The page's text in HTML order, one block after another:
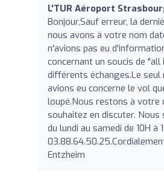
L'TUR Aéroport
Bonjour,Sauf erreur, la
nous avons à votre nom
n'avions pas eu
concernant un soucis de
différents échanges.Le seul
avions eu concerne le vol
loupé.Nous restons à votre
souhaitez en discuter.
du lundi au samedi de 10H à
Entzheim